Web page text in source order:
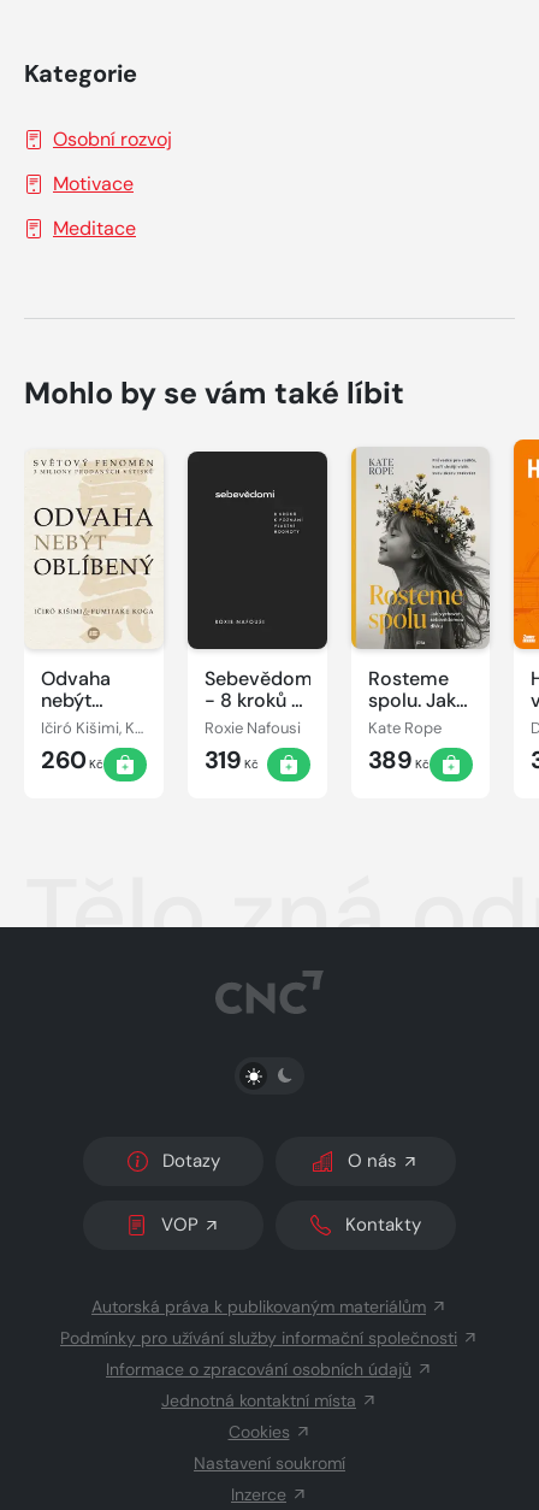
Kategorie
Osobní rozvoj
Motivace
Meditace
Mohlo by se vám také líbit
Odvaha
nebýt
oblíbený
Ičiró Kišimi, Koga Fumitake
260Kč
Sebevědomí
- 8 kroků k
poznání
hodnoty
Roxie Nafousi
319 Kč
Rosteme
spolu. Jak
vychovat
sebevědomou
dívku
Kate Rope
389 Kč
Tělo zná
PŘEPNOUT SVĚTLÝ/TMAVÝ REŽIM
Dotazy O nás
VOP Kontakty
Autorská práva k publikovaným materiálům
Podmínky pro užívání služby informační společnosti
Informace o zpracování osobních údajů
Jednotná kontaktní místa
Cookies
Nastavení soukromí
Inzerce